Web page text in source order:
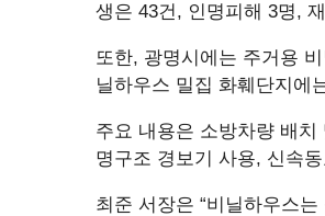
생은 43건, 인명피해 3명,
또한, 광명시에는 주거용
닐하우스 밀집 화훼단지에
주요 내용은 소방차량 배
명구조 경보기 사용, 신속
최준 서장은 “비닐하우스